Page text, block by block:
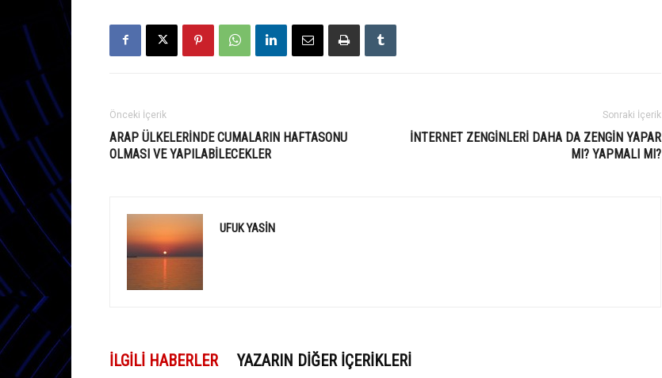
Önceki İçerik
ARAP ÜLKELERINDE CUMALARIN HAFTASONU
OLMASI VE YAPILABILECEKLER
Sonraki İçerik
İNTERNET ZENGINLERI DAHA DA ZENGIN YAPAR
MI? YAPMALI MI?
UFUK YASIN
İLGILI HABERLER YAZARIN DIĞER İÇERIKLERI